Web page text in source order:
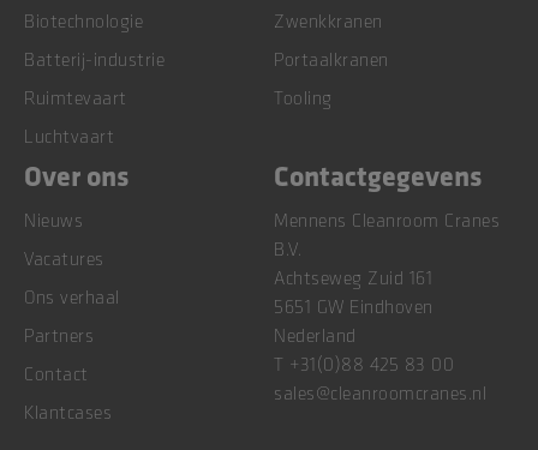
Biotechnologie
Batterij-industrie
Ruimtevaart
Luchtvaart
Zwenkkranen
Portaalkranen
Tooling
Over ons
Nieuws
Vacatures
Ons verhaal
Partners
Contact
Klantcases
Contactgegevens
Mennens Cleanroom Cranes
B.V.
Achtseweg Zuid 161
5651 GW Eindhoven
Nederland
T +31(0)88 425 83 00
sales@cleanroomcranes.nl